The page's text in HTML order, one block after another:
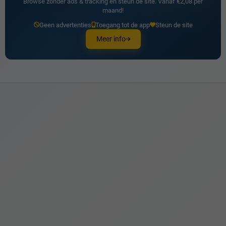
maand!
Geen advertenties Toegang tot de app Steun de site
Meer info